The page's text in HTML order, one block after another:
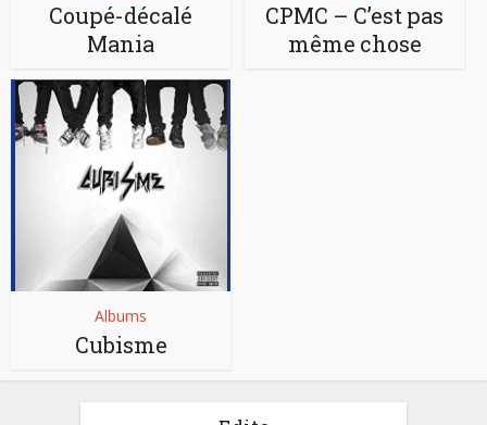
Coupé-décalé
Mania
CPMC – C’est pas
même chose
Albums
Cubisme